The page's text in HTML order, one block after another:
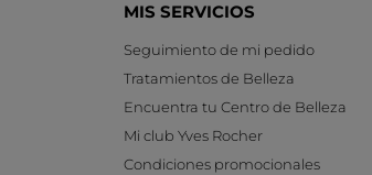
MIS SERVICIOS
Seguimiento de mi pedido
Tratamientos de Belleza
Encuentra tu Centro de Belleza
Mi club Yves Rocher
Condiciones promocionales